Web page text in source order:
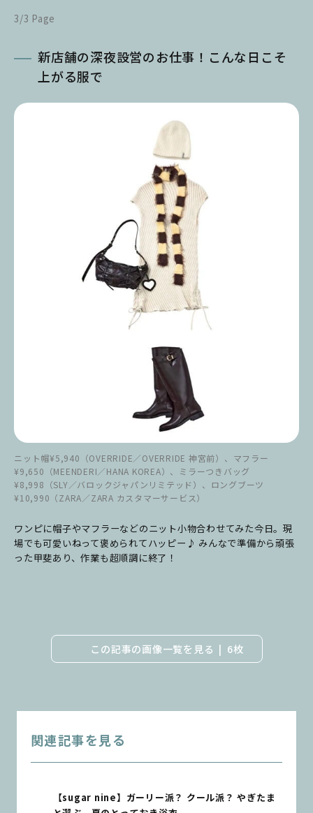
3/3 Page
新店舗の深夜設営のお仕事！こんな日こそ
上がる服で
ニット帽¥5,940（OVERRIDE／OVERRIDE 神宮前）、マフラー
¥9,650（MEENDERI／HANA KOREA）、ミラーつきバッグ
¥8,998（SLY／バロックジャパンリミテッド）、ロングブーツ
¥10,990（ZARA／ZARA カスタマーサービス）
ワンピに帽子やマフラーなどのニット小物合わせてみた今日。現
場でも可愛いねって褒められてハッピー♪ みんなで準備から頑張
った甲斐あり、作業も超順調に終了！
この記事の画像一覧を見る 6枚
関連記事を見る
【sugar nine】ガーリー派？ クール派？ やぎたま